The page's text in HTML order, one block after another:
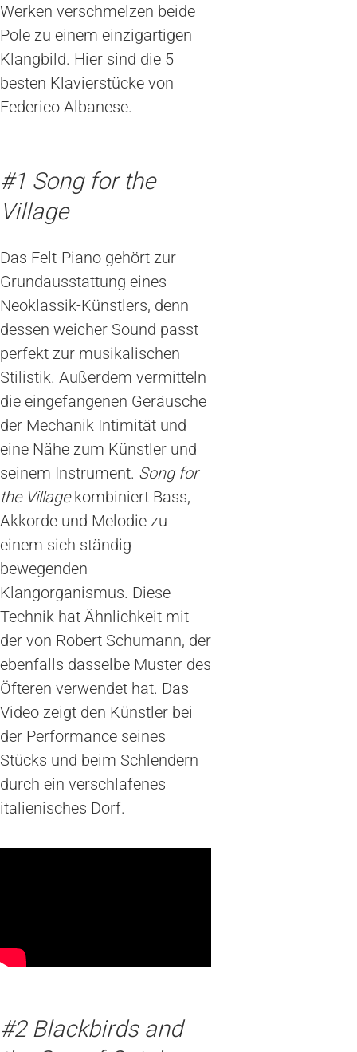
Werken verschmelzen beide
Pole zu einem einzigartigen
Klangbild. Hier sind die 5
besten Klavierstücke von
Federico Albanese.
#1 Song for the
Village
Das Felt-Piano gehört zur
Grundausstattung eines
Neoklassik-Künstlers, denn
dessen weicher Sound passt
perfekt zur musikalischen
Stilistik. Außerdem vermitteln
die eingefangenen Geräusche
der Mechanik Intimität und
eine Nähe zum Künstler und
seinem Instrument. Song for
the Villagekombiniert Bass,
Akkorde und Melodie zu
einem sich ständig
bewegenden
Klangorganismus. Diese
Technik hat Ähnlichkeit mit
der von Robert Schumann, der
ebenfalls dasselbe Muster des
Öfteren verwendet hat. Das
Video zeigt den Künstler bei
der Performance seines
Stücks und beim Schlendern
durch ein verschlafenes
italienisches Dorf.
#2 Blackbirds and